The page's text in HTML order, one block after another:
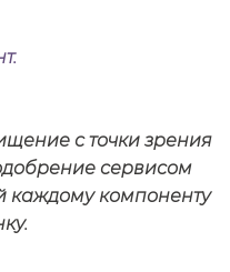
с точки зрения
сервисом
каждому компоненту